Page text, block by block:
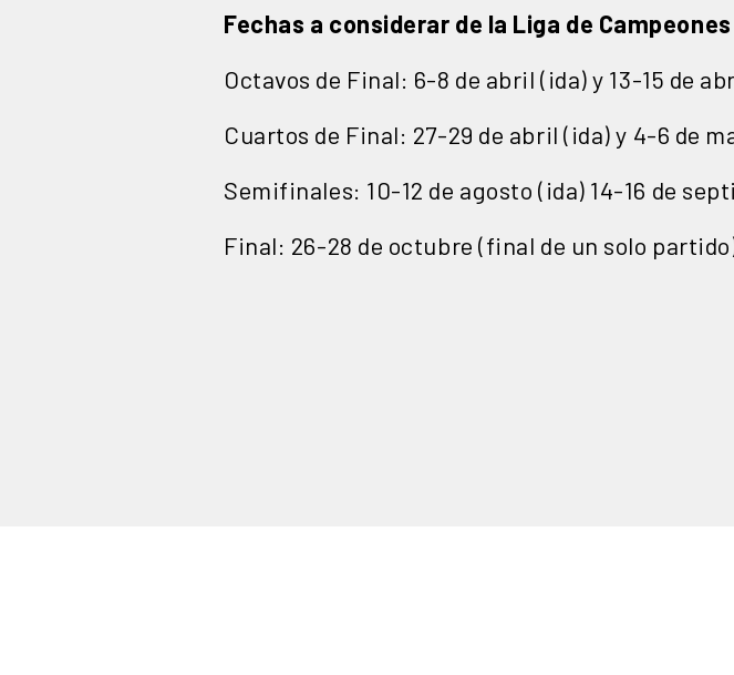
Fechas a considerar de la Liga de
Octavos de Final: 6-8 de abril (ida) y 13-15 de
Cuartos de Final: 27-29 de abril (ida) y 4-6 de
Semifinales: 10-12 de agosto (ida) 14-16 de
Final: 26-28 de octubre (final de un solo